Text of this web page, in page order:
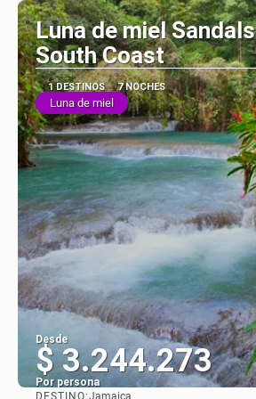
Luna de miel Sandals
South Coast
1 DESTINOS 7 NOCHES
Luna de miel
Desde
$ 3.244.273
Por persona
DESTINO:Jamaica